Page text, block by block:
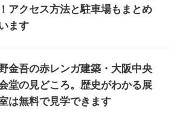
アクセス方法と駐車場もまとめ
ます
金吾の赤レンガ建築・大阪中央
堂の見どころ。歴史がわかる展
は無料で見学できます